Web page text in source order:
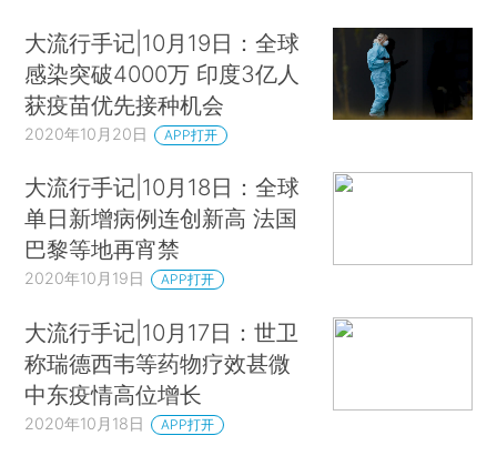
大流行手记|10月19日：全球
感染突破4000万 印度3亿人
获疫苗优先接种机会
2020年10月20日 APP打开
大流行手记|10月18日：全球
单日新增病例连创新高 法国
巴黎等地再宵禁
2020年10月19日 APP打开
大流行手记|10月17日：世卫
称瑞德西韦等药物疗效甚微
中东疫情高位增长
2020年10月18日 APP打开